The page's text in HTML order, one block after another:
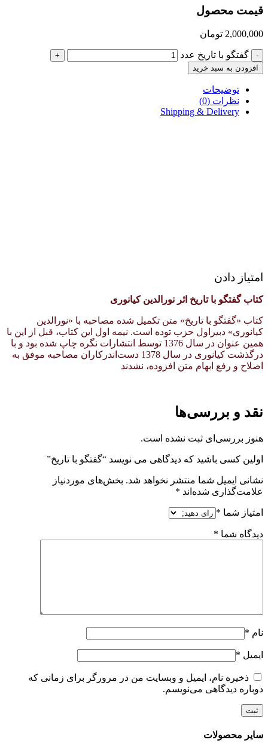
قیمت محصول
2,000,000 تومان
- گفتگو با تاریخ عدد
+
افزودن به سبد خرید
توضیحات
نظرات (0)
Shipping & Delivery
امتیاز دادن
کتاب گفتگو با تاریخ اثر نورالدین کیانوری
کتاب «گفتگو با تاریخ» متن تکمیل شده مصاحبه با «نورالدین
کیانوری» دبیراول حزب توده است. نیمه اول این کتاب، قبل از این با
همین عنوان در سال 1376 توسط انتشارات نگره چاپ شده بود و با
درگذشت کیانوری در سال 1378 دست‌اندرکاران مصاحبه موفق به
اصلاح و رفع ابهام متن افزوده، نشدند
نقد و بررسی‌ها
هنوز بررسی‌ای ثبت نشده است.
اولین کسی باشید که دیدگاهی می نویسد “گفتگو با تاریخ”
نشانی ایمیل شما منتشر نخواهد شد. بخش‌های موردنیاز
علامت‌گذاری شده‌اند *
امتیاز شما *
دیدگاه شما *
نام *
ایمیل *
ذخیره نام، ایمیل و وبسایت من در مرورگر برای زمانی که
دوباره دیدگاهی می‌نویسم.
سایر محصولات